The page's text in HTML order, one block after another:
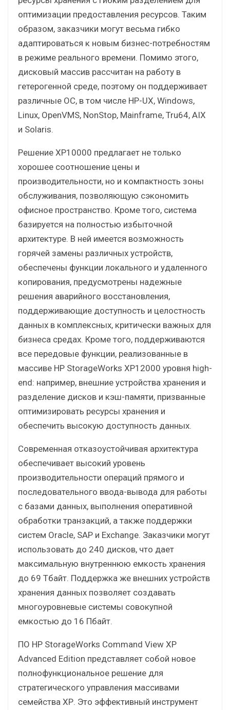
оптимизации предоставления ресурсов. Таким
образом, заказчики могут весьма гибко
адаптироваться к новым бизнес-потребностям
в режиме реального времени. Помимо этого,
дисковый массив рассчитан на работу в
гетерогенной среде, поэтому он поддерживает
различные ОС, в том числе HP-UX, Windows,
Linux, OpenVMS, NonStop, Mainframe, Tru64, AIX
и Solaris.
Решение XP10000 предлагает не только
хорошее соотношение цены и
производительности, но и компактность зоны
обслуживания, позволяющую сэкономить
офисное пространство. Кроме того, система
базируется на полностью избыточной
архитектуре. В ней имеется возможность
горячей замены различных устройств,
обеспечены функции локального и удаленного
копирования, предусмотрены надежные
решения аварийного восстановления,
поддерживающие доступность и целостность
данных в комплексных, критически важных для
бизнеса средах. Кроме того, поддерживаются
все передовые функции, реализованные в
массиве HP StorageWorks XP12000 уровня high-
end: например, внешние устройства хранения и
разделение дисков и кэш-памяти, призванные
оптимизировать ресурсы хранения и
обеспечить высокую доступность данных.
Современная отказоустойчивая архитектура
обеспечивает высокий уровень
производительности операций прямого и
последовательного ввода-вывода для работы
с базами данных, выполнения оперативной
обработки транзакций, а также поддержки
систем Oracle, SAP и Exchange. Заказчики могут
использовать до 240 дисков, что дает
максимальную внутреннюю емкость хранения
до 69 Тбайт. Поддержка же внешних устройств
хранения данных позволяет создавать
многоуровневые системы совокупной
емкостью до 16 Пбайт.
ПО HP StorageWorks Command View XP
Advanced Edition представляет собой новое
полнофункциональное решение для
стратегического управления массивами
семейства ХР. Это эффективный инструмент